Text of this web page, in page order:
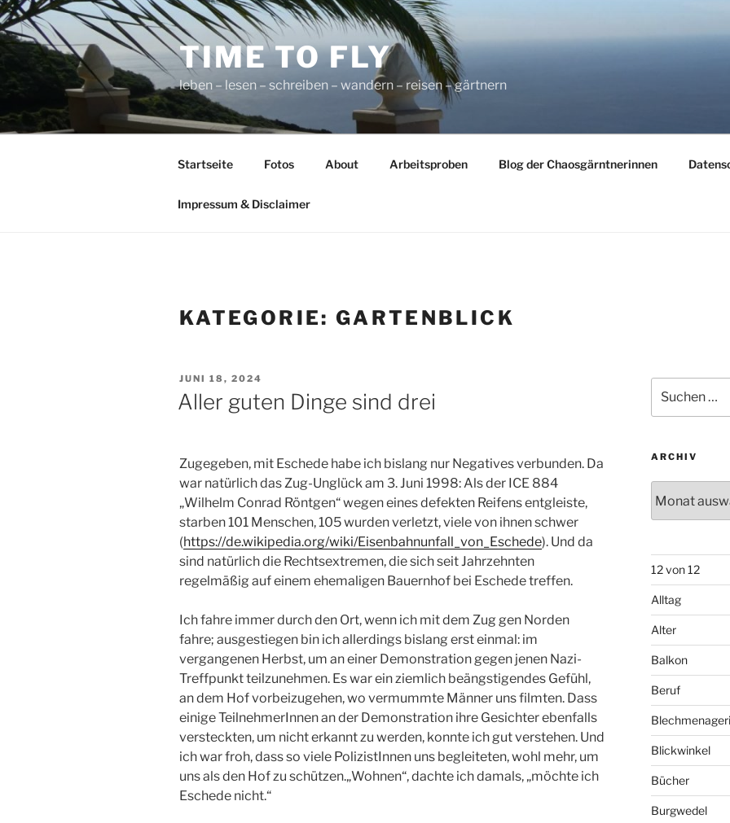
Zum
Inhalt
springen
TIME TO FLY
leben – lesen – schreiben – wandern – reisen – gärtnern
Startseite Fotos About Arbeitsproben Blog der Chaosgärntnerinnen
Impressum & Disclaimer
KATEGORIE: GARTENBLICK
VERÖFFENTLICHT
AM
JUNI 18, 2024
Aller guten Dinge sind drei
Zugegeben, mit Eschede habe ich bislang nur Negatives verbunden. Da
war natürlich das Zug-Unglück am 3. Juni 1998: Als der ICE 884
„Wilhelm Conrad Röntgen“ wegen eines defekten Reifens entgleiste,
starben 101 Menschen, 105 wurden verletzt, viele von ihnen schwer
(https://de.wikipedia.org/wiki/Eisenbahnunfall_von_Eschede). Und da
sind natürlich die Rechtsextremen, die sich seit Jahrzehnten
regelmäßig auf einem ehemaligen Bauernhof bei Eschede treffen.
Ich fahre immer durch den Ort, wenn ich mit dem Zug gen Norden
fahre; ausgestiegen bin ich allerdings bislang erst einmal: im
vergangenen Herbst, um an einer Demonstration gegen jenen Nazi-
Treffpunkt teilzunehmen. Es war ein ziemlich beängstigendes Gefühl,
an dem Hof vorbeizugehen, wo vermummte Männer uns filmten. Dass
einige TeilnehmerInnen an der Demonstration ihre Gesichter ebenfalls
versteckten, um nicht erkannt zu werden, konnte ich gut verstehen. Und
ich war froh, dass so viele PolizistInnen uns begleiteten, wohl mehr, um
uns als den Hof zu schützen.„Wohnen“, dachte ich damals, „möchte ich
Eschede nicht.“
nach:
ARCHIV
12 von 12
Alltag
Alter
Balkon
Beruf
Blickwinkel
Bücher
Burgwedel